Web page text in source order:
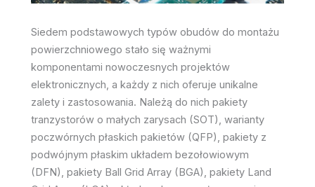
Siedem podstawowych typów obudów do montażu
powierzchniowego stało się ważnymi
komponentami nowoczesnych projektów
elektronicznych, a każdy z nich oferuje unikalne
zalety i zastosowania. Należą do nich pakiety
tranzystorów o małych zarysach (SOT), warianty
poczwórnych płaskich pakietów (QFP), pakiety z
podwójnym płaskim układem bezołowiowym
(DFN), pakiety Ball Grid Array (BGA), pakiety Land